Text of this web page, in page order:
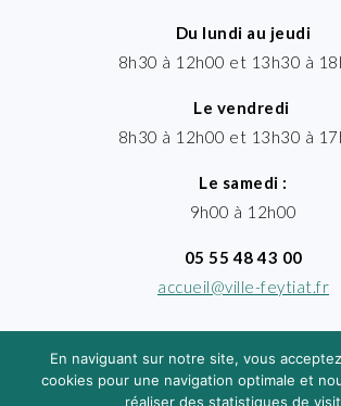
Du lundi au jeudi
8h30 à 12h00 et 13h30 à
Le vendredi
8h30 à 12h00 et 13h30 à
Le samedi :
9h00 à 12h00
05 55 48 43 00
accueil@ville-feytiat.fr
En naviguant sur notre site, vous
cookies pour une navigation optimale et
réaliser des statistiques de